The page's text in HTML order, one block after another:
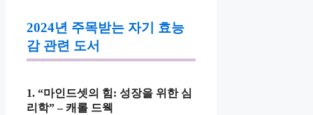
2024년 주목받는 자기 효능
감 관련 도서
1. “마인드셋의 힘: 성장을 위한 심
리학” – 캐롤 드웩